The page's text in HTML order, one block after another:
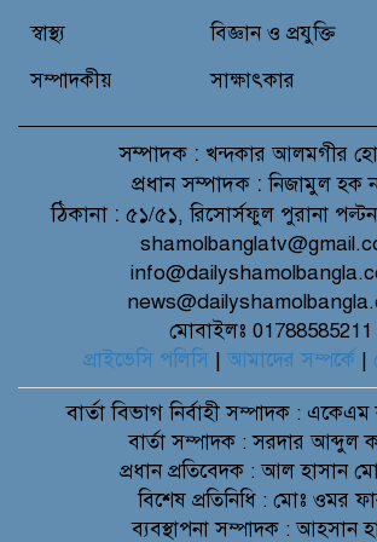
স্বাস্থ্য
সম্পাদকীয়
বিজ্ঞান ও প্রযুক্তি
সাক্ষাৎকার
সম্পাদক : খন্দকার আলমগীর
প্রধান সম্পাদক : নিজামুল হক
ঠিকানা : ৫১/৫১, রিসোর্সফুল পুরানা
মোবাইলঃ 01788585211
প্রাইভেসি পলিসি | আমাদের সম্পর্কে |
বার্তা বিভাগনির্বাহী সম্পাদক : একেএম
বার্তা সম্পাদক : সরদার আব্দুল
প্রধান প্রতিবেদক : আল হাসান
বিশেষ প্রতিনিধি : মোঃ ওমর
ব্যবস্থাপনা সম্পাদক : আহসান